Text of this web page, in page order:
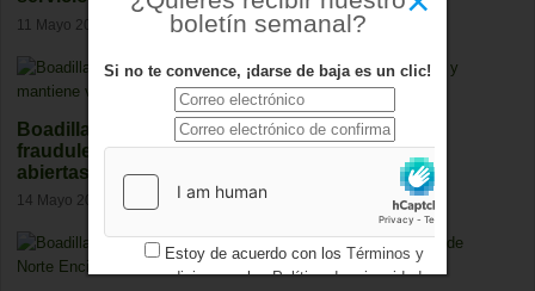
11 Mayo 2026
Boadilla detecta 25 casos de empadronamiento
fraudulento y mantiene varias investigaciones
abiertas
14 Mayo 2026
boletín semanal?
Si no te convence, ¡darse de baja es un clic!
Estoy de acuerdo con los Términos y
condicionesy losPolítica de privacidad